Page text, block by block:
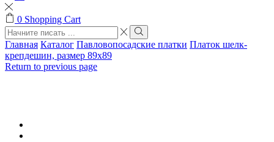
0 Shopping Cart
Search
input
Search
Главная Каталог Павловопосадские платки Платок шелк-
крепдешин, размер 89x89
Return to previous page